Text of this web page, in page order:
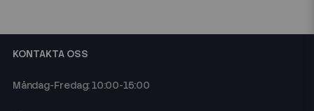
KONTAKTA OSS
Måndag-Fredag: 10:00-15:00